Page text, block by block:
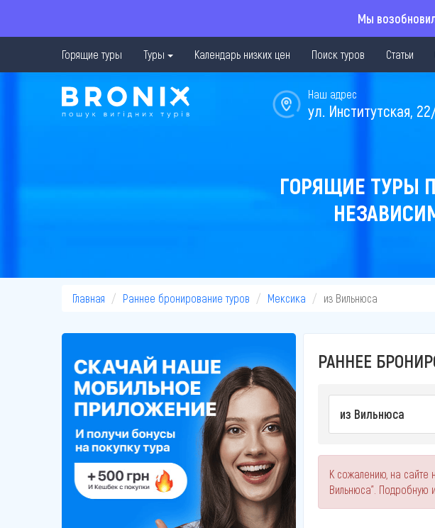
Мы
Горящие туры Туры Календарь низких цен Поиск туров Статьи
Наш адрес
ул. Институтская,
ГОРЯЩИЕ ТУРЫ
Главная Раннее бронирование туров Мексика из Вильнюса
РАННЕЕ
из Вильнюса
К сожалению, на сайте
Вильнюса". Подробную